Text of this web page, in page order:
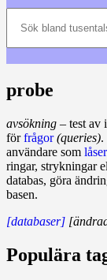
bland
och
datatermer
probe
avsökning – test av
förfrågor (queries).
an­vändare som låser
ringar, stryk­ningar
databas, göra
basen.
[databaser]
Populära